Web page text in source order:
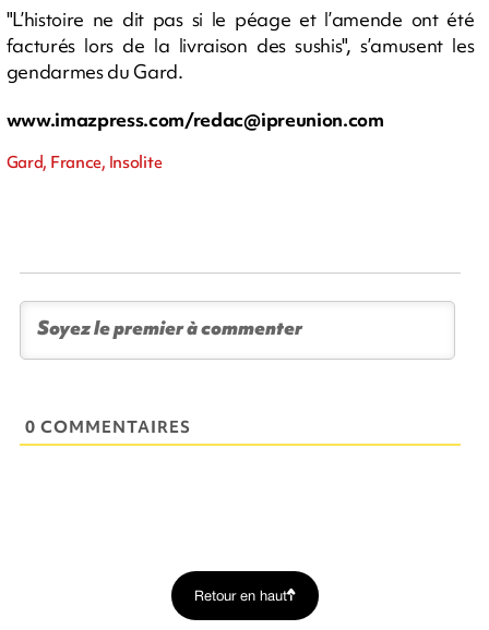
"L’histoire ne dit pas si le péage et l’amende ont été
facturés lors de la livraison des sushis", s’amusent les
gendarmes du Gard.
www.imazpress.com/redac@ipreunion.com
Gard, France, Insolite
0 COMMENTAIRES
Retour en haut